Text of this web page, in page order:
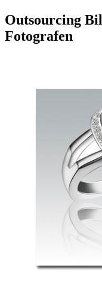
Outsourcing
Fotografen